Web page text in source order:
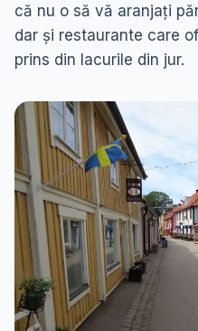
că nu o să vă aranjați
dar și restaurante care
prins din lacurile din jur.